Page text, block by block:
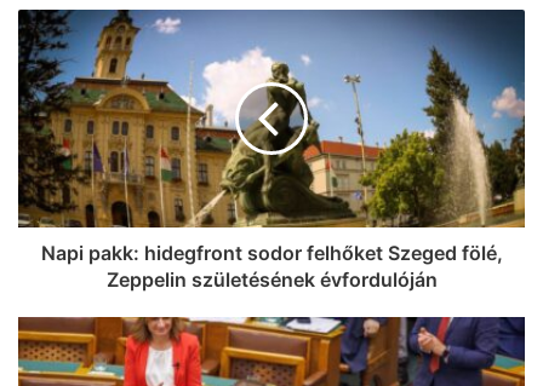
Napi pakk: hidegfront sodor felhőket Szeged fölé,
Zeppelin születésének évfordulóján